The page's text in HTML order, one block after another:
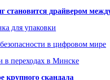
драйвером
для упаковки
в цифровом мире
в переходах в Минске
крупного скандала